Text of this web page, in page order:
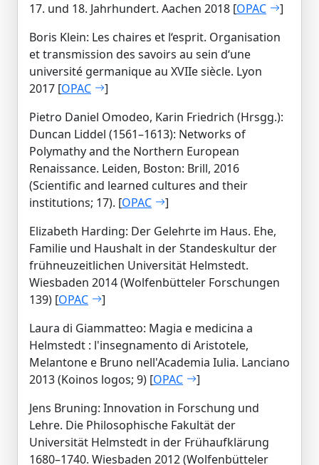
17. und 18. Jahrhundert. Aachen 2018 [OPAC
]
Boris Klein: Les chaires et l‘esprit. Organisation
et transmission des savoirs au sein d‘une
université germanique au XVIIe siècle. Lyon
2017 [OPAC
]
Pietro Daniel Omodeo, Karin Friedrich (Hrsgg.):
Duncan Liddel (1561–1613): Networks of
Polymathy and the Northern European
Renaissance. Leiden, Boston: Brill, 2016
(Scientific and learned cultures and their
institutions; 17). [OPAC
]
Elizabeth Harding: Der Gelehrte im Haus. Ehe,
Familie und Haushalt in der Standeskultur der
frühneuzeitlichen Universität Helmstedt.
Wiesbaden 2014 (Wolfenbütteler Forschungen
139) [OPAC
]
Laura di Giammatteo: Magia e medicina a
Helmstedt : l'insegnamento di Aristotele,
Melantone e Bruno nell'Academia Iulia. Lanciano
2013 (Koinos logos; 9) [OPAC
]
Jens Bruning: Innovation in Forschung und
Lehre. Die Philosophische Fakultät der
Universität Helmstedt in der Frühaufklärung
1680–1740. Wiesbaden 2012 (Wolfenbütteler